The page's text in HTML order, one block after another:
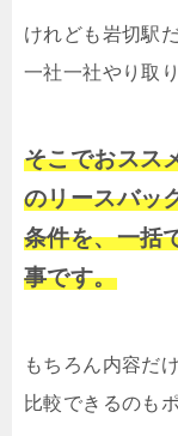
けれども岩切駅
一社一社やり取
そこでおスス
のリースバッ
条件を、一括
事です。
もちろん内容だ
比較できるのも